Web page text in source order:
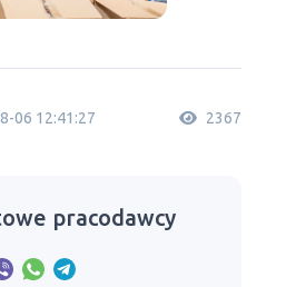
06 12:41:27 2367
pracodawcy